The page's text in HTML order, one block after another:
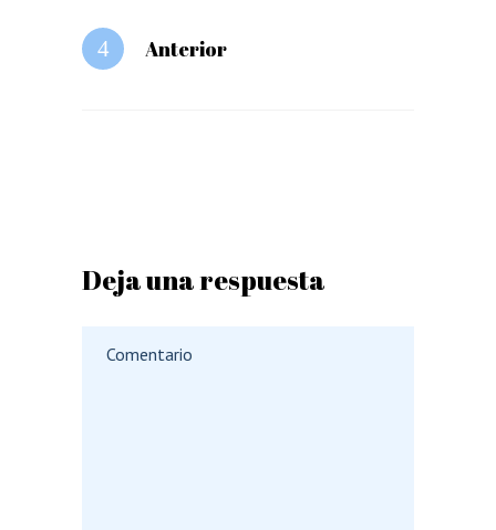
Anterior
Deja una respuesta